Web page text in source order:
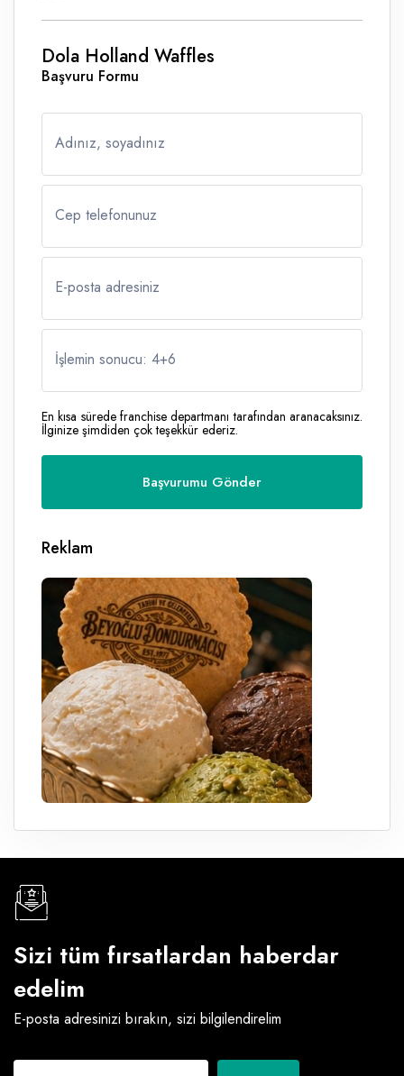
Dola Holland Waffles
Başvuru Formu
Adınız, soyadınız
Cep telefonunuz
E-posta adresiniz
İşlemin sonucu: 4+6
En kısa sürede franchise departmanı tarafından aranacaksınız.
İlginize şimdiden çok teşekkür ederiz.
Reklam
Sizi tüm fırsatlardan haberdar
edelim
E-posta adresinizi bırakın, sizi bilgilendirelim